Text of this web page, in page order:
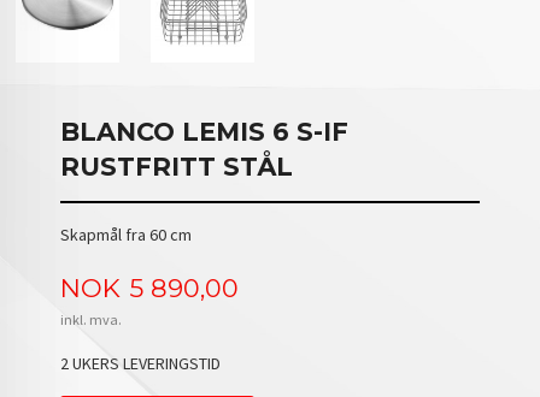
BLANCO LEMIS 6 S-IF
RUSTFRITT STÅL
Skapmål fra 60 cm
Pris
NOK 5 890,00
inkl. mva.
2 UKERS LEVERINGSTID